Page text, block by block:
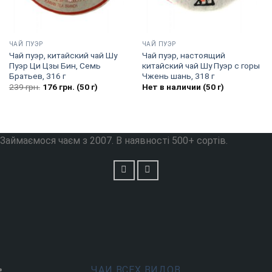
ЧАЙ ПУЭР
Чай пуэр, китайский чай Шу
Пуэр Ци Цзы Бин, Семь
Братьев, 316 г
239грн. 176грн. (50 г)
ЧАЙ ПУЭР
Чай пуэр, настоящий
китайский чай Шу Пуэр с горы
Чжень шань, 318 г
Нет в наличии (50 г)
Займаємося чаєм з 2007. В наявності 500+ сортів.